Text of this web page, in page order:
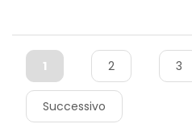
1 2 3
Successivo